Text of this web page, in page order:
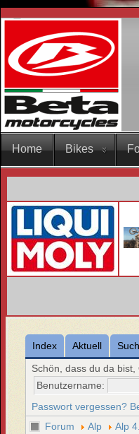
Home Bikes
Index Aktuell
Schön, dass du da bist,
Benutzername:
Passwort vergessen?
Forum
Alp Alp